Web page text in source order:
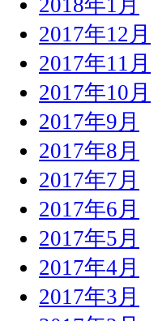
2017年12月
2017年11月
2017年10月
2017年9月
2017年8月
2017年7月
2017年6月
2017年5月
2017年4月
2017年3月